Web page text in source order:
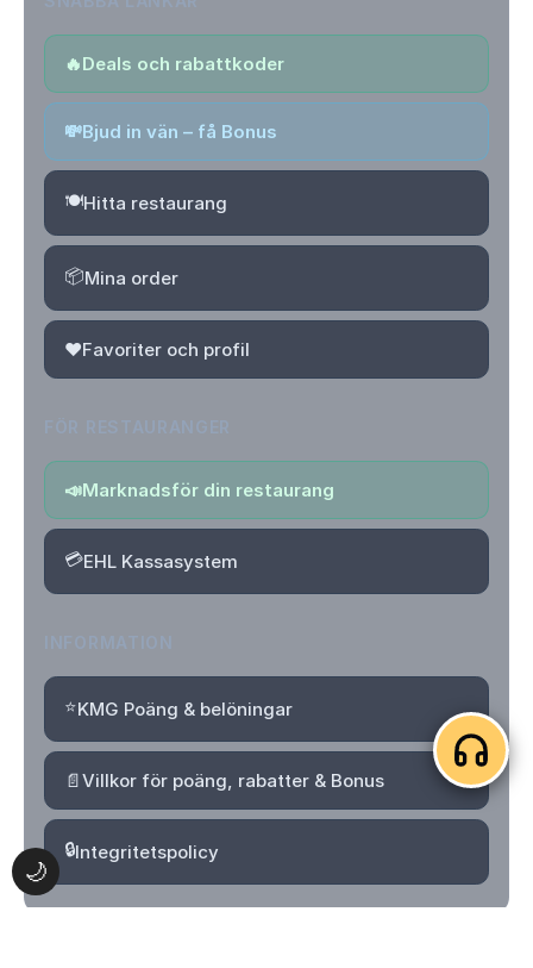
🌙
🔥Deals och rabattkoder
💸Bjud in vän – få Bonus
🍽️Hitta restaurang
📦Mina order
❤️Favoriter och profil
📣Marknadsför din restaurang
💳EHL Kassasystem
⭐KMG Poäng & belöningar
📄Villkor för poäng, rabatter & Bonus
🔒Integritetspolicy